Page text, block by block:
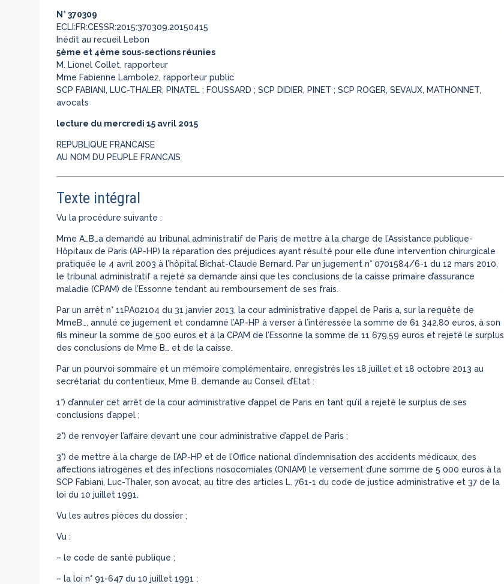
N° 370309
ECLI:FR:CESSR:2015:370309.20150415
Inédit au recueil Lebon
5ème et 4ème sous-sections réunies
M. Lionel Collet, rapporteur
Mme Fabienne Lambolez, rapporteur public
SCP FABIANI, LUC-THALER, PINATEL ; FOUSSARD ; SCP DIDIER, PINET ; SCP ROGER, SEVAUX, MATHONNET,
avocats
lecture du mercredi 15 avril 2015
REPUBLIQUE FRANCAISE
AU NOM DU PEUPLE FRANCAIS
Texte intégral
Vu la procédure suivante :
Mme A…B…a demandé au tribunal administratif de Paris de mettre à la charge de l’Assistance publique-
Hôpitaux de Paris (AP-HP) la réparation des préjudices ayant résulté pour elle d’une intervention chirurgicale
pratiquée le 4 avril 2003 à l’hôpital Bichat-Claude Bernard. Par un jugement n° 0701584/6-1 du 12 mars 2010,
le tribunal administratif a rejeté sa demande ainsi que les conclusions de la caisse primaire d’assurance
maladie (CPAM) de l’Essonne tendant au remboursement de ses frais.
Par un arrêt n° 11PA02104 du 31 janvier 2013, la cour administrative d’appel de Paris a, sur la requête de
MmeB…, annulé ce jugement et condamné l’AP-HP à verser à l’intéressée la somme de 61 342,80 euros, à son
fils mineur la somme de 500 euros et à la CPAM de l’Essonne la somme de 11 679,59 euros et rejeté le surplus
des conclusions de Mme B… et de la caisse.
Par un pourvoi sommaire et un mémoire complémentaire, enregistrés les 18 juillet et 18 octobre 2013 au
secrétariat du contentieux, Mme B…demande au Conseil d’Etat :
1°) d’annuler cet arrêt de la cour administrative d’appel de Paris en tant qu’il a rejeté le surplus de ses
conclusions d’appel ;
2°) de renvoyer l’affaire devant une cour administrative d’appel de Paris ;
3°) de mettre à la charge de l’AP-HP et de l’Office national d’indemnisation des accidents médicaux, des
affections iatrogènes et des infections nosocomiales (ONIAM) le versement d’une somme de 5 000 euros à la
SCP Fabiani, Luc-Thaler, son avocat, au titre des articles L. 761-1 du code de justice administrative et 37 de la
loi du 10 juillet 1991.
Vu les autres pièces du dossier ;
Vu :
– le code de santé publique ;
– la loi n° 91-647 du 10 juillet 1991 ;